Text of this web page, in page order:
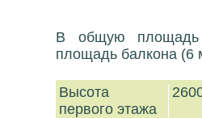
В общую площадь
площадь балкона (6
Высота
первого этажа